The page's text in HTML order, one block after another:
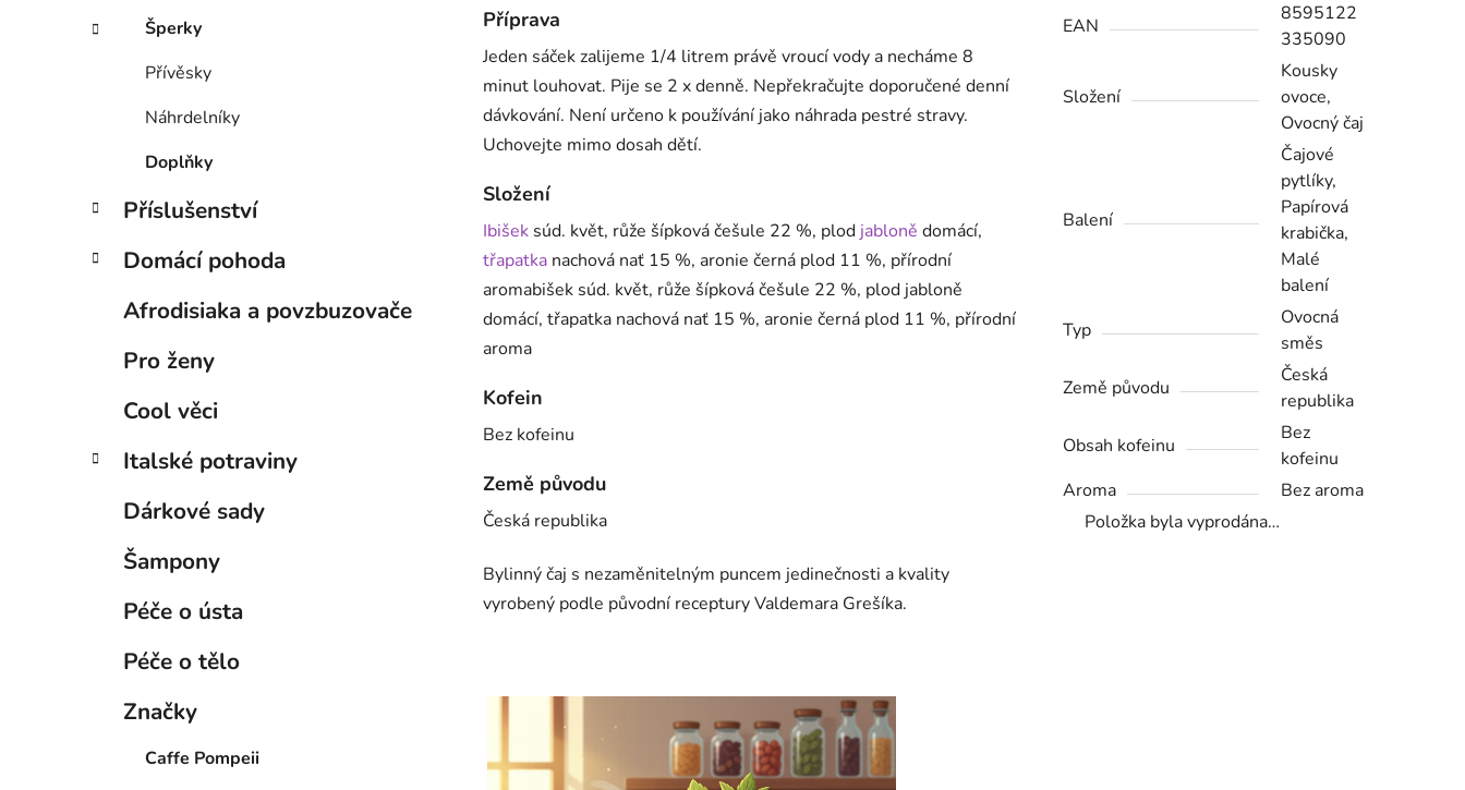
Šperky
Přívěsky
Náhrdelníky
Doplňky
Příslušenství
Domácí pohoda
Afrodisiaka a povzbuzovače
Pro ženy
Cool věci
Italské potraviny
Dárkové sady
Šampony
Péče o ústa
Péče o tělo
Značky
Caffe Pompeii
Příprava
Jeden sáček zalijeme 1/4 litrem právě vroucí vody a necháme 8
minut louhovat. Pije se 2 x denně. Nepřekračujte doporučené denní
dávkování. Není určeno k používání jako náhrada pestré stravy.
Uchovejte mimo dosah dětí.
Složení
Ibišek súd. květ, růže šípková češule 22 %, plod jabloně domácí,
třapatka nachová nať 15 %, aronie černá plod 11 %, přírodní
aromabišek súd. květ, růže šípková češule 22 %, plod jabloně
domácí, třapatka nachová nať 15 %, aronie černá plod 11 %, přírodní
aroma
Kofein
Bez kofeinu
Země původu
Česká republika
Bylinný čaj s nezaměnitelným puncem jedinečnosti a kvality
vyrobený podle původní receptury Valdemara Grešíka.
EAN
8595122
335090
Složení
Kousky
ovoce,
Ovocný čaj
Balení
Čajové
pytlíky,
Papírová
krabička,
Malé
balení
Typ
Ovocná
směs
Země původu
Česká
republika
Obsah kofeinu
Bez
kofeinu
Aroma
Bez aroma
Položka byla vyprodána…